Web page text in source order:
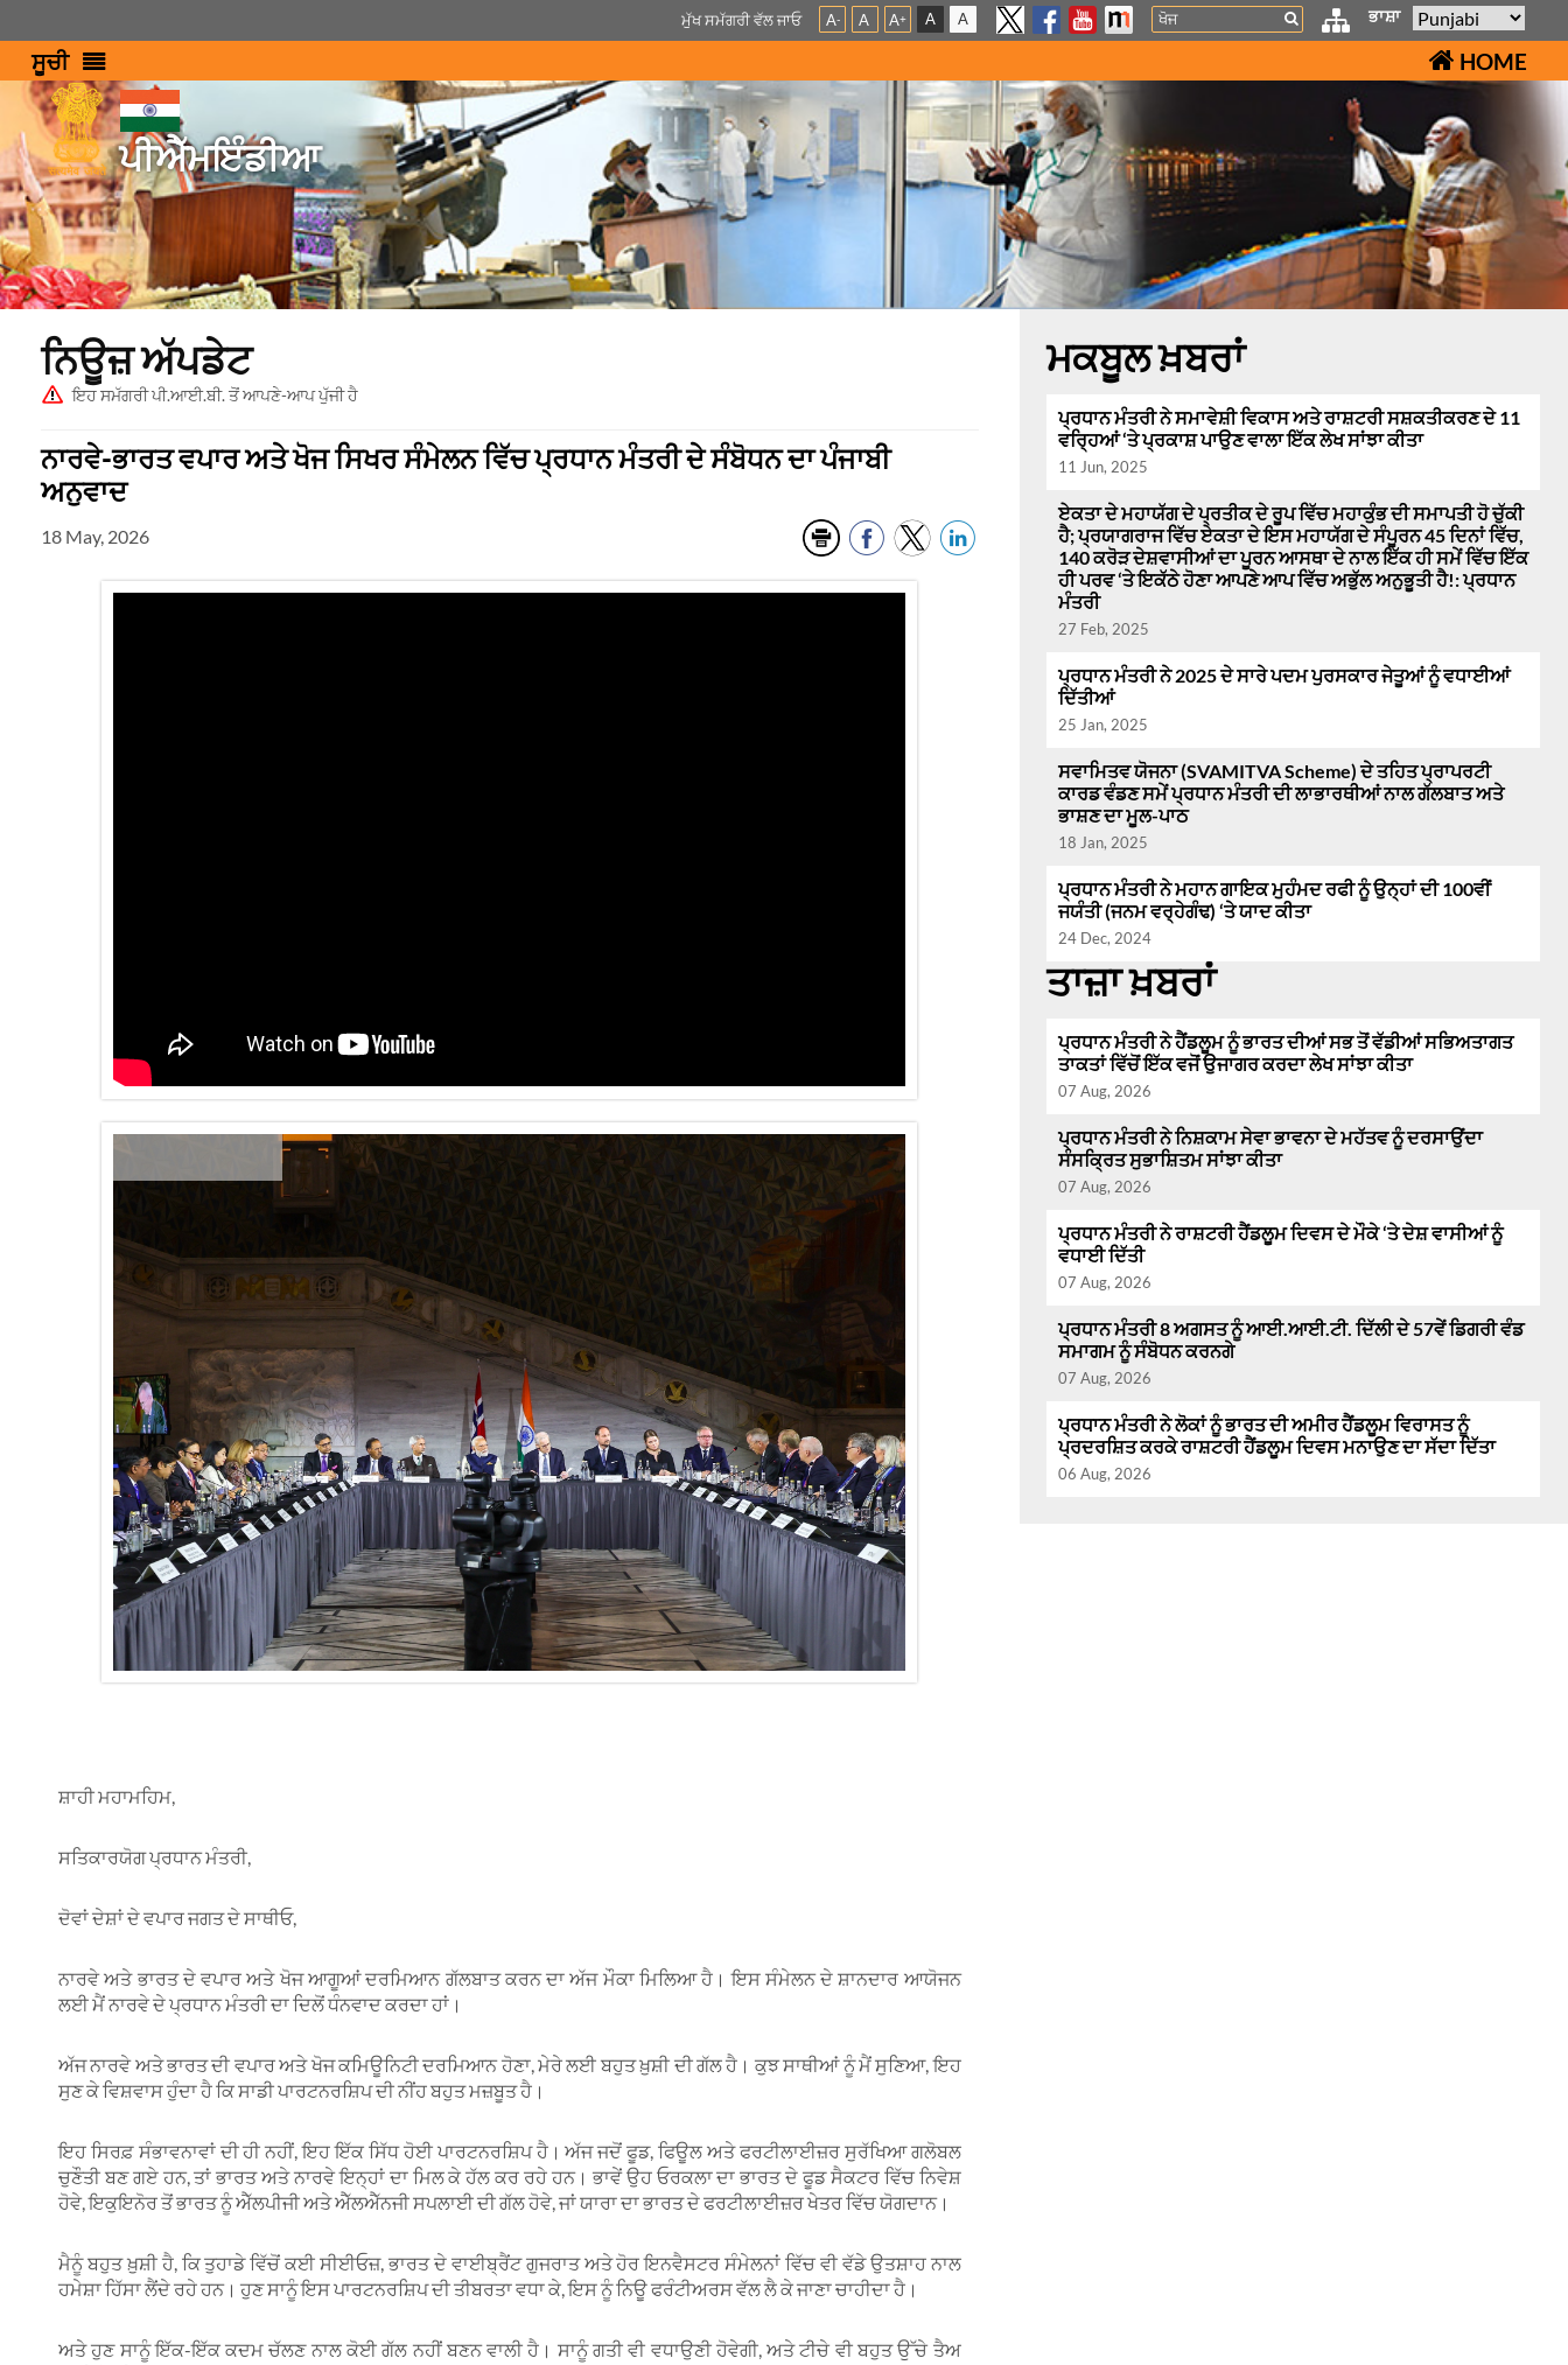
ਮੁੱਖ ਸਮੱਗਰੀ ਵੱਲ ਜਾਓ A- A A+ A A Search ਭਾਸ਼ਾ
ਸੂਚੀ HOME
ਪੀਐੱਮਇੰਡੀਆ
ਨਿਊਜ਼ ਅੱਪਡੇਟ
ਇਹ ਸਮੱਗਰੀ ਪੀ.ਆਈ.ਬੀ. ਤੋਂ ਆਪਣੇ-ਆਪ ਪੁੱਜੀ ਹੈ
ਨਾਰਵੇ-ਭਾਰਤ ਵਪਾਰ ਅਤੇ ਖੋਜ ਸਿਖਰ ਸੰਮੇਲਨ ਵਿੱਚ ਪ੍ਰਧਾਨ ਮੰਤਰੀ ਦੇ ਸੰਬੋਧਨ ਦਾ ਪੰਜਾਬੀ
ਅਨੁਵਾਦ
18 May, 2026
ਸ਼ਾਹੀ ਮਹਾਮਹਿਮ,
ਸਤਿਕਾਰਯੋਗ ਪ੍ਰਧਾਨ ਮੰਤਰੀ,
ਦੋਵਾਂ ਦੇਸ਼ਾਂ ਦੇ ਵਪਾਰ ਜਗਤ ਦੇ ਸਾਥੀਓ,
ਨਾਰਵੇ ਅਤੇ ਭਾਰਤ ਦੇ ਵਪਾਰ ਅਤੇ ਖੋਜ ਆਗੂਆਂ ਦਰਮਿਆਨ ਗੱਲਬਾਤ ਕਰਨ ਦਾ ਅੱਜ ਮੌਕਾ ਮਿਲਿਆ ਹੈ। ਇਸ ਸੰਮੇਲਨ ਦੇ ਸ਼ਾਨਦਾਰ ਆਯੋਜਨ
ਲਈ ਮੈਂ ਨਾਰਵੇ ਦੇ ਪ੍ਰਧਾਨ ਮੰਤਰੀ ਦਾ ਦਿਲੋਂ ਧੰਨਵਾਦ ਕਰਦਾ ਹਾਂ।
ਅੱਜ ਨਾਰਵੇ ਅਤੇ ਭਾਰਤ ਦੀ ਵਪਾਰ ਅਤੇ ਖੋਜ ਕਮਿਊਨਿਟੀ ਦਰਮਿਆਨ ਹੋਣਾ, ਮੇਰੇ ਲਈ ਬਹੁਤ ਖ਼ੁਸ਼ੀ ਦੀ ਗੱਲ ਹੈ। ਕੁਝ ਸਾਥੀਆਂ ਨੂੰ ਮੈਂ ਸੁਣਿਆ, ਇਹ
ਸੁਣ ਕੇ ਵਿਸ਼ਵਾਸ ਹੁੰਦਾ ਹੈ ਕਿ ਸਾਡੀ ਪਾਰਟਨਰਸ਼ਿਪ ਦੀ ਨੀਂਹ ਬਹੁਤ ਮਜ਼ਬੂਤ ਹੈ।
ਇਹ ਸਿਰਫ਼ ਸੰਭਾਵਨਾਵਾਂ ਦੀ ਹੀ ਨਹੀਂ, ਇਹ ਇੱਕ ਸਿੱਧ ਹੋਈ ਪਾਰਟਨਰਸ਼ਿਪ ਹੈ। ਅੱਜ ਜਦੋਂ ਫੂਡ, ਫਿਊਲ ਅਤੇ ਫਰਟੀਲਾਈਜ਼ਰ ਸੁਰੱਖਿਆ ਗਲੋਬਲ
ਚੁਣੌਤੀ ਬਣ ਗਏ ਹਨ, ਤਾਂ ਭਾਰਤ ਅਤੇ ਨਾਰਵੇ ਇਨ੍ਹਾਂ ਦਾ ਮਿਲ ਕੇ ਹੱਲ ਕਰ ਰਹੇ ਹਨ। ਭਾਵੇਂ ਉਹ ਓਰਕਲਾ ਦਾ ਭਾਰਤ ਦੇ ਫੂਡ ਸੈਕਟਰ ਵਿੱਚ ਨਿਵੇਸ਼
ਹੋਵੇ, ਇਕੁਇਨੋਰ ਤੋਂ ਭਾਰਤ ਨੂੰ ਐੱਲਪੀਜੀ ਅਤੇ ਐੱਲਐੱਨਜੀ ਸਪਲਾਈ ਦੀ ਗੱਲ ਹੋਵੇ, ਜਾਂ ਯਾਰਾ ਦਾ ਭਾਰਤ ਦੇ ਫਰਟੀਲਾਈਜ਼ਰ ਖੇਤਰ ਵਿੱਚ ਯੋਗਦਾਨ।
ਮੈਨੂੰ ਬਹੁਤ ਖ਼ੁਸ਼ੀ ਹੈ, ਕਿ ਤੁਹਾਡੇ ਵਿੱਚੋਂ ਕਈ ਸੀਈਓਜ਼, ਭਾਰਤ ਦੇ ਵਾਈਬ੍ਰੈਂਟ ਗੁਜਰਾਤ ਅਤੇ ਹੋਰ ਇਨਵੈਸਟਰ ਸੰਮੇਲਨਾਂ ਵਿੱਚ ਵੀ ਵੱਡੇ ਉਤਸ਼ਾਹ ਨਾਲ
ਹਮੇਸ਼ਾ ਹਿੱਸਾ ਲੈਂਦੇ ਰਹੇ ਹਨ। ਹੁਣ ਸਾਨੂੰ ਇਸ ਪਾਰਟਨਰਸ਼ਿਪ ਦੀ ਤੀਬਰਤਾ ਵਧਾ ਕੇ, ਇਸ ਨੂੰ ਨਿਊ ਫਰੰਟੀਅਰਸ ਵੱਲ ਲੈ ਕੇ ਜਾਣਾ ਚਾਹੀਦਾ ਹੈ।
ਅਤੇ ਹੁਣ ਸਾਨੂੰ ਇੱਕ-ਇੱਕ ਕਦਮ ਚੱਲਣ ਨਾਲ ਕੋਈ ਗੱਲ ਨਹੀਂ ਬਣਨ ਵਾਲੀ ਹੈ। ਸਾਨੂੰ ਗਤੀ ਵੀ ਵਧਾਉਣੀ ਹੋਵੇਗੀ, ਅਤੇ ਟੀਚੇ ਵੀ ਬਹੁਤ ਉੱਚੇ ਤੈਅ
ਮਕਬੂਲ ਖ਼ਬਰਾਂ
ਪ੍ਰਧਾਨ ਮੰਤਰੀ ਨੇ ਸਮਾਵੇਸ਼ੀ ਵਿਕਾਸ ਅਤੇ ਰਾਸ਼ਟਰੀ ਸਸ਼ਕਤੀਕਰਣ ਦੇ 11
ਵਰ੍ਹਿਆਂ ‘ਤੇ ਪ੍ਰਕਾਸ਼ ਪਾਉਣ ਵਾਲਾ ਇੱਕ ਲੇਖ ਸਾਂਝਾ ਕੀਤਾ
11 Jun, 2025
ਏਕਤਾ ਦੇ ਮਹਾਯੱਗ ਦੇ ਪ੍ਰਤੀਕ ਦੇ ਰੂਪ ਵਿੱਚ ਮਹਾਕੁੰਭ ਦੀ ਸਮਾਪਤੀ ਹੋ ਚੁੱਕੀ
ਹੈ; ਪ੍ਰਯਾਗਰਾਜ ਵਿੱਚ ਏਕਤਾ ਦੇ ਇਸ ਮਹਾਯੱਗ ਦੇ ਸੰਪੂਰਨ 45 ਦਿਨਾਂ ਵਿੱਚ,
140 ਕਰੋੜ ਦੇਸ਼ਵਾਸੀਆਂ ਦਾ ਪੂਰਨ ਆਸਥਾ ਦੇ ਨਾਲ ਇੱਕ ਹੀ ਸਮੇਂ ਵਿੱਚ ਇੱਕ
ਹੀ ਪਰਵ ‘ਤੇ ਇਕੱਠੇ ਹੋਣਾ ਆਪਣੇ ਆਪ ਵਿੱਚ ਅਭੁੱਲ ਅਨੁਭੂਤੀ ਹੈ!: ਪ੍ਰਧਾਨ
ਮੰਤਰੀ
27 Feb, 2025
ਪ੍ਰਧਾਨ ਮੰਤਰੀ ਨੇ 2025 ਦੇ ਸਾਰੇ ਪਦਮ ਪੁਰਸਕਾਰ ਜੇਤੂਆਂ ਨੂੰ ਵਧਾਈਆਂ
ਦਿੱਤੀਆਂ
25 Jan, 2025
ਸਵਾਮਿਤਵ ਯੋਜਨਾ (SVAMITVA Scheme) ਦੇ ਤਹਿਤ ਪ੍ਰਾਪਰਟੀ
ਕਾਰਡ ਵੰਡਣ ਸਮੇਂ ਪ੍ਰਧਾਨ ਮੰਤਰੀ ਦੀ ਲਾਭਾਰਥੀਆਂ ਨਾਲ ਗੱਲਬਾਤ ਅਤੇ
ਭਾਸ਼ਣ ਦਾ ਮੂਲ-ਪਾਠ
18 Jan, 2025
ਪ੍ਰਧਾਨ ਮੰਤਰੀ ਨੇ ਮਹਾਨ ਗਾਇਕ ਮੁਹੰਮਦ ਰਫੀ ਨੂੰ ਉਨ੍ਹਾਂ ਦੀ 100ਵੀਂ
ਜਯੰਤੀ (ਜਨਮ ਵਰ੍ਹੇਗੰਢ) ‘ਤੇ ਯਾਦ ਕੀਤਾ
24 Dec, 2024
ਤਾਜ਼ਾ ਖ਼ਬਰਾਂ
ਪ੍ਰਧਾਨ ਮੰਤਰੀ ਨੇ ਹੈਂਡਲੂਮ ਨੂੰ ਭਾਰਤ ਦੀਆਂ ਸਭ ਤੋਂ ਵੱਡੀਆਂ ਸਭਿਅਤਾਗਤ
ਤਾਕਤਾਂ ਵਿੱਚੋਂ ਇੱਕ ਵਜੋਂ ਉਜਾਗਰ ਕਰਦਾ ਲੇਖ ਸਾਂਝਾ ਕੀਤਾ
07 Aug, 2026
ਪ੍ਰਧਾਨ ਮੰਤਰੀ ਨੇ ਨਿਸ਼ਕਾਮ ਸੇਵਾ ਭਾਵਨਾ ਦੇ ਮਹੱਤਵ ਨੂੰ ਦਰਸਾਉਂਦਾ
ਸੰਸਕ੍ਰਿਤ ਸੁਭਾਸ਼ਿਤਮ ਸਾਂਝਾ ਕੀਤਾ
07 Aug, 2026
ਪ੍ਰਧਾਨ ਮੰਤਰੀ ਨੇ ਰਾਸ਼ਟਰੀ ਹੈਂਡਲੂਮ ਦਿਵਸ ਦੇ ਮੌਕੇ ‘ਤੇ ਦੇਸ਼ ਵਾਸੀਆਂ ਨੂੰ
ਵਧਾਈ ਦਿੱਤੀ
07 Aug, 2026
ਪ੍ਰਧਾਨ ਮੰਤਰੀ 8 ਅਗਸਤ ਨੂੰ ਆਈ.ਆਈ.ਟੀ. ਦਿੱਲੀ ਦੇ 57ਵੇਂ ਡਿਗਰੀ ਵੰਡ
ਸਮਾਗਮ ਨੂੰ ਸੰਬੋਧਨ ਕਰਨਗੇ
07 Aug, 2026
ਪ੍ਰਧਾਨ ਮੰਤਰੀ ਨੇ ਲੋਕਾਂ ਨੂੰ ਭਾਰਤ ਦੀ ਅਮੀਰ ਹੈਂਡਲੂਮ ਵਿਰਾਸਤ ਨੂੰ
ਪ੍ਰਦਰਸ਼ਿਤ ਕਰਕੇ ਰਾਸ਼ਟਰੀ ਹੈਂਡਲੂਮ ਦਿਵਸ ਮਨਾਉਣ ਦਾ ਸੱਦਾ ਦਿੱਤਾ
06 Aug, 2026